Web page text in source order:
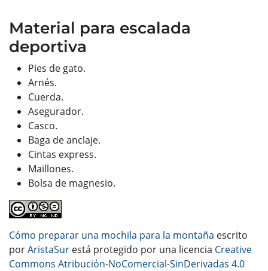
Material para escalada
deportiva
Pies de gato.
Arnés.
Cuerda.
Asegurador.
Casco.
Baga de anclaje.
Cintas express.
Maillones.
Bolsa de magnesio.
Cómo preparar una mochila para la montaña escrito
porAristaSur está protegido por una licencia Creative
Commons Atribución-NoComercial-SinDerivadas 4.0